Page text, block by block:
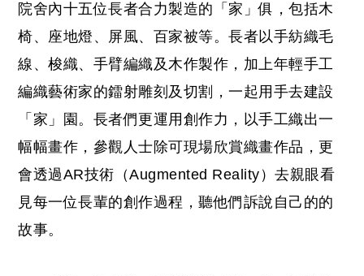
院舍內十五位長者合力製造的「家」俱，包括木
椅、座地燈、屏風、百家被等。長者以手紡織毛
線、梭織、手臂編織及木作製作，加上年輕手工
編織藝術家的鐳射雕刻及切割，一起用手去建設
「家」園。長者們更運用創作力，以手工織出一
幅幅畫作，參觀人士除可現場欣賞織畫作品，更
會透過AR技術（Augmented Reality）去親眼看
見每一位長輩的創作過程，聽他們訴說自己的的
故事。